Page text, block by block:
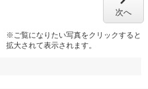
次へ
※ご覧になりたい写真をクリックすると
拡大されて表示されます。